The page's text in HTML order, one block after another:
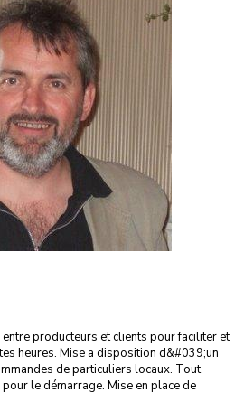
producteurs et clients pour faciliter et
heures. Mise a disposition d&#039;un
de particuliers locaux. Tout
le démarrage. Mise en place de